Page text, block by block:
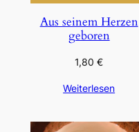
Aus seinem Herzen
geboren
1,80€
Weiterlesen